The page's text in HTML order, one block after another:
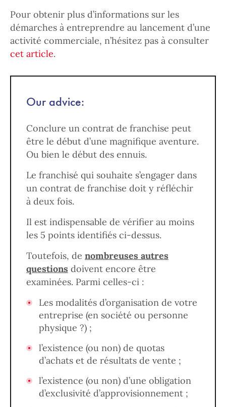
Pour obtenir plus d’informations sur les
démarches à entreprendre au lancement d’une
activité commerciale, n’hésitez pas à consulter
cet article.
Our advice:
Conclure un contrat de franchise peut
être le début d’une magnifique aventure.
Ou bien le début des ennuis.
Le franchisé qui souhaite s’engager dans
un contrat de franchise doit y réfléchir
à deux fois.
Il est indispensable de vérifier au moins
les 5 points identifiés ci-dessus.
Toutefois, de nombreuses autres
questions doivent encore être
examinées. Parmi celles-ci :
Les modalités d’organisation de votre
entreprise (en société ou personne
physique ?) ;
l’existence (ou non) de quotas
d’achats et de résultats de vente ;
l’existence (ou non) d’une obligation
d’exclusivité d’approvisionnement ;